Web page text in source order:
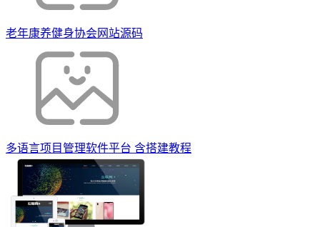
老年康养健身协会网站源码
多语言项目管理软件平台 含搭建教程